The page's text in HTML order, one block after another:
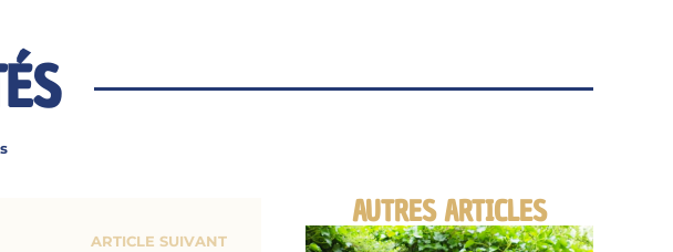
ARTICLE SUIVANT
AUTRES ARTICLES